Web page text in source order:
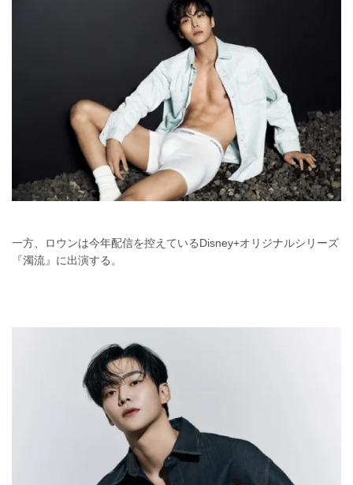
一方、ロウンは今年配信を控えているDisney+オリジナルシリーズ
『濁流』に出演する。